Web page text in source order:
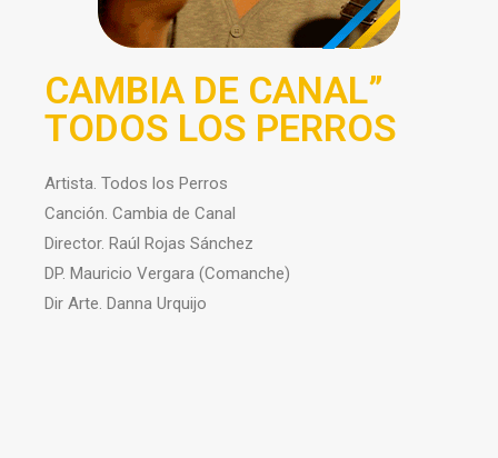
CAMBIA DE CANAL”
TODOS LOS PERROS
Artista. Todos los Perros
Canción. Cambia de Canal
Director. Raúl Rojas Sánchez
DP. Mauricio Vergara (Comanche)
Dir Arte. Danna Urquijo